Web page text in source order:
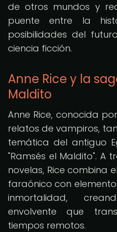
de otros mundos y
puente entre la
posibilidades del
ciencia ficción.
Anne Rice y la
Maldito
Anne Rice, conocida
relatos de vampiros,
temática del antiguo
"Ramsés el Maldito". A
novelas, Rice combina
faraónico con
inmortalidad,
envolvente que
tiempos remotos.